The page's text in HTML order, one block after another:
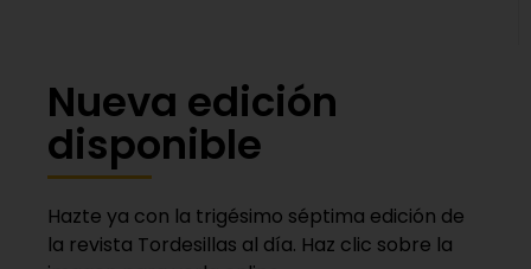
Nueva edición
disponible
Hazte ya con la trigésimo séptima edición de
la revista Tordesillas al día. Haz clic sobre la